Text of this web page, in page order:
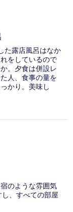
た露店風呂はなか
をしているので
。夕食は併設レ
人、食事の量を
かり。美味し
せず)。テレビは
のような雰囲気
、すべての部屋